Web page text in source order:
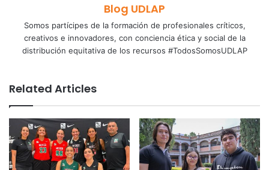
Blog UDLAP
Somos partícipes de la formación de profesionales críticos,
creativos e innovadores, con conciencia ética y social de la
distribución equitativa de los recursos #TodosSomosUDLAP
Related Articles